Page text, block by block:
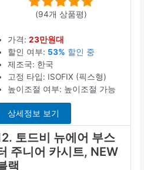
(94개 상품평)
가격:23만원대
할인 여부: 53% 할인 중
제조국: 한국
고정 타입: ISOFIX (픽스형)
높이조절 여부: 높이조절 가능
상세정보 보기
토드비 뉴에어 부스
주니어 카시트, NEW
랙